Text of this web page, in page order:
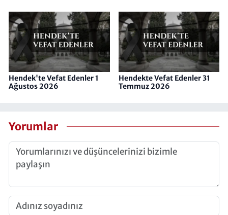
Hendek'te Vefat Edenler 1
Ağustos 2026
Hendekte Vefat Edenler 31
Temmuz 2026
Yorumlar